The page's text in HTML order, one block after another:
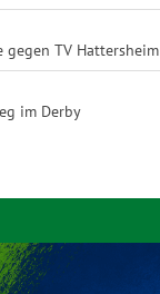
gegen TV Hattersheim
im Derby